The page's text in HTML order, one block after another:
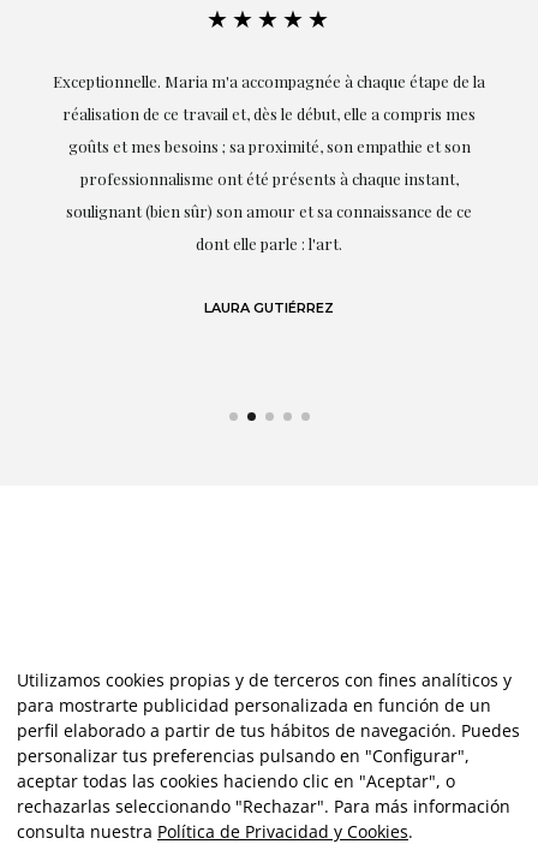
★★★★★
Exceptionnelle. Maria m'a accompagnée à chaque étape de la
réalisation de ce travail et, dès le début, elle a compris mes
goûts et mes besoins ; sa proximité, son empathie et son
professionnalisme ont été présents à chaque instant,
soulignant (bien sûr) son amour et sa connaissance de ce
dont elle parle : l'art.
LAURA GUTIÉRREZ
Utilizamos cookies propias y de terceros con fines analíticos y
para mostrarte publicidad personalizada en función de un
perfil elaborado a partir de tus hábitos de navegación. Puedes
personalizar tus preferencias pulsando en "Configurar",
aceptar todas las cookies haciendo clic en "Aceptar", o
rechazarlas seleccionando "Rechazar". Para más información
consulta nuestra Política de Privacidad y Cookies.